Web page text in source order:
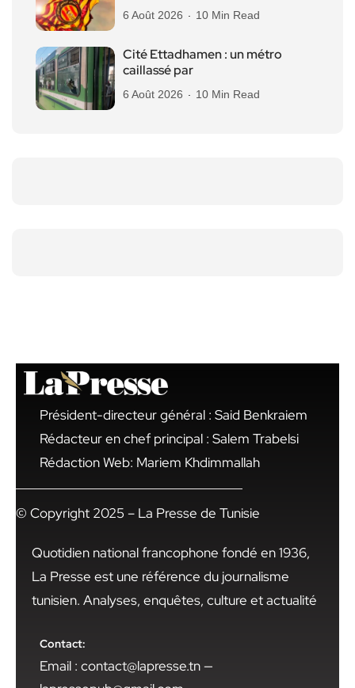
6 Août 2026 10 Min Read
Cité Ettadhamen : un métro
caillassé par
6 Août 2026 10 Min Read
Président-directeur général : Said Benkraiem
Rédacteur en chef principal : Salem Trabelsi
Rédaction Web: Mariem Khdimmallah
© Copyright 2025 – La Presse de Tunisie
Quotidien national francophone fondé en 1936,
La Presse est une référence du journalisme
tunisien. Analyses, enquêtes, culture et actualité
Contact:
Email : contact@lapresse.tn —